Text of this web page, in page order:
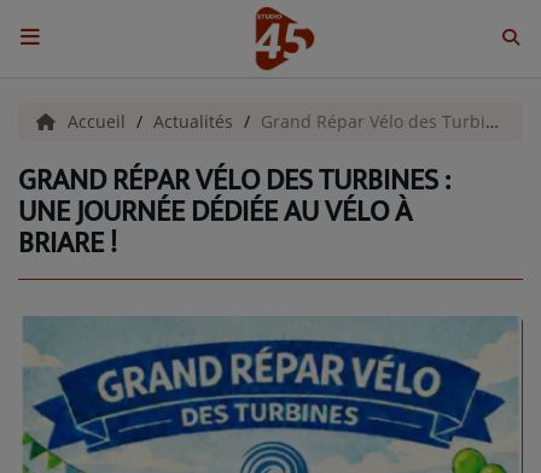
ACCUEIL
Emissions
BENJI & COMPAGNIE
GRAFFITI CINÉMA
LES ASSOCIÉS DU JOUR
LA CHRONIQUE ENVIRONNEMENTALE
Accueil Actualités Grand Répar Vélo des Turbines : une journée dédiée au vélo à Briare !
GRAND RÉPAR VÉLO DES TURBINES :
UNE JOURNÉE DÉDIÉE AU VÉLO À
BRIARE !